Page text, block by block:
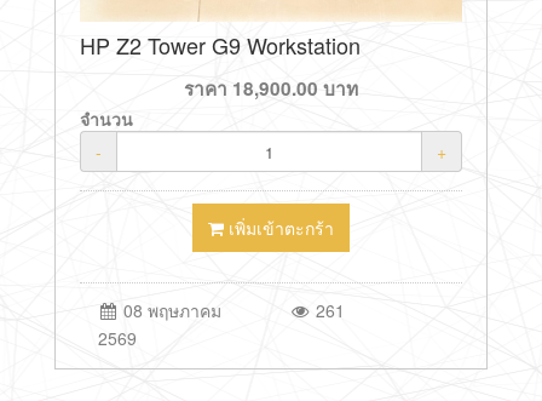
HP Z2 Tower G9 Workstation
ราคา 18,900.00 บาท
จำนวน
-
+
เพิ่มเข้าตะกร้า
08 พฤษภาคม
2569
261